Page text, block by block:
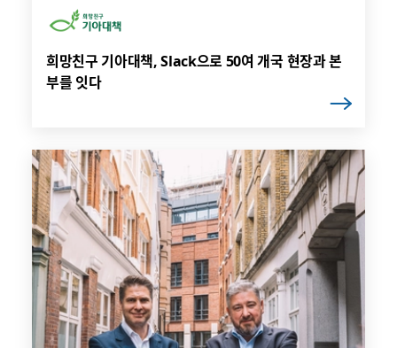
희망친구 기아대책, Slack으로 50여 개국 현장과 본
부를 잇다